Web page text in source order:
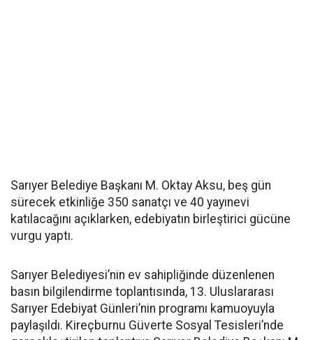
Sarıyer Belediye Başkanı M. Oktay Aksu, beş gün
sürecek etkinliğe 350 sanatçı ve 40 yayınevi
katılacağını açıklarken, edebiyatın birleştirici gücüne
vurgu yaptı.
Sarıyer Belediyesi’nin ev sahipliğinde düzenlenen
basın bilgilendirme toplantısında, 13. Uluslararası
Sarıyer Edebiyat Günleri’nin programı kamuoyuyla
paylaşıldı. Kireçburnu Güverte Sosyal Tesisleri’nde